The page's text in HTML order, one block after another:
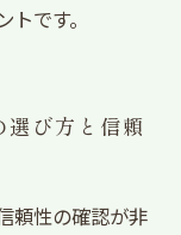
です。
び方と信頼
頼性の確認が非